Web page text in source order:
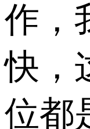
作，
快，
位都